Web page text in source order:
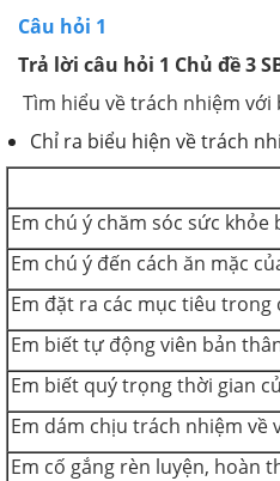
Câu hỏi 1
Trả lời câu hỏi 1 Chủ đề 3
Tìm hiểu về trách nhiệm với
Chỉ ra biểu hiện về trách
Em chú ý chăm sóc sức khỏe
Em chú ý đến cách ăn mặc
Em đặt ra các mục tiêu trong
Em biết tự động viên bản
Em biết quý trọng thời gian
Em dám chịu trách nhiệm về
Em cố gắng rèn luyện, hoàn